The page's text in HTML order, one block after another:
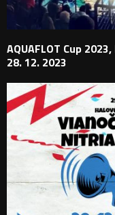
AQUAFLOT Cup
28. 12. 2023